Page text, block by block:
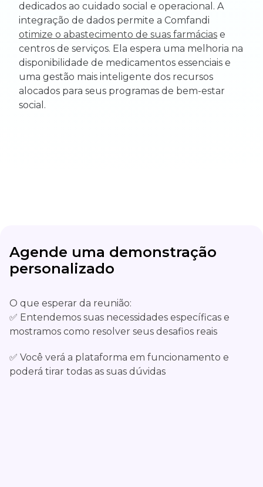
dedicados ao cuidado social e operacional. A
integração de dados permite a Comfandi
otimize o abastecimento de suas farmácias e
centros de serviços. Ela espera uma melhoria na
disponibilidade de medicamentos essenciais e
uma gestão mais inteligente dos recursos
alocados para seus programas de bem-estar
social.
Agende uma demonstração
personalizado
O que esperar da reunião:
✅ Entendemos suas necessidades específicas e
mostramos como resolver seus desafios reais
✅ Você verá a plataforma em funcionamento e
poderá tirar todas as suas dúvidas